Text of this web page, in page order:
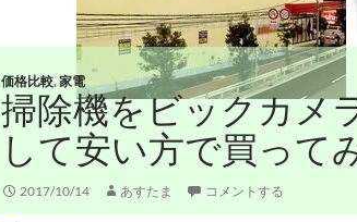
価格比較,家電
掃除機をビックカメ
して安い方で買って
2017/10/14 あすたま コメントする